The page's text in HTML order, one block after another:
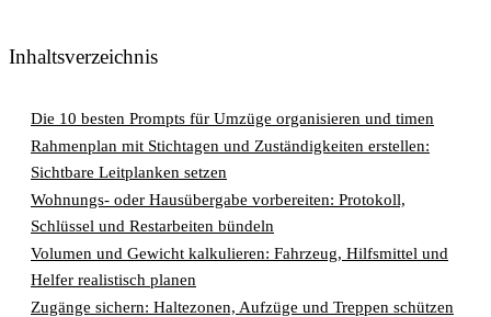
Inhaltsverzeichnis
Die 10 besten Prompts für Umzüge organisieren und timen
Rahmenplan mit Stichtagen und Zuständigkeiten erstellen:
Sichtbare Leitplanken setzen
Wohnungs- oder Hausübergabe vorbereiten: Protokoll,
Schlüssel und Restarbeiten bündeln
Volumen und Gewicht kalkulieren: Fahrzeug, Hilfsmittel und
Helfer realistisch planen
Zugänge sichern: Haltezonen, Aufzüge und Treppen schützen